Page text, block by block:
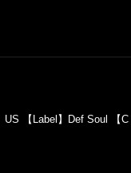
US 【Label】Def Soul 【C